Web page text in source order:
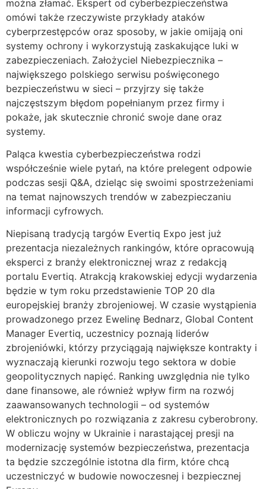
można złamać. Ekspert od cyberbezpieczeństwa
omówi także rzeczywiste przykłady ataków
cyberprzestępców oraz sposoby, w jakie omijają oni
systemy ochrony i wykorzystują zaskakujące luki w
zabezpieczeniach. Założyciel Niebezpiecznika –
największego polskiego serwisu poświęconego
bezpieczeństwu w sieci – przyjrzy się także
najczęstszym błędom popełnianym przez firmy i
pokaże, jak skutecznie chronić swoje dane oraz
systemy.
Paląca kwestia cyberbezpieczeństwa rodzi
współcześnie wiele pytań, na które prelegent odpowie
podczas sesji Q&A, dzieląc się swoimi spostrzeżeniami
na temat najnowszych trendów w zabezpieczaniu
informacji cyfrowych.
Niepisaną tradycją targów Evertiq Expo jest już
prezentacja niezależnych rankingów, które opracowują
eksperci z branży elektronicznej wraz z redakcją
portalu Evertiq. Atrakcją krakowskiej edycji wydarzenia
będzie w tym roku przedstawienie TOP 20 dla
europejskiej branży zbrojeniowej. W czasie wystąpienia
prowadzonego przez Ewelinę Bednarz, Global Content
Manager Evertiq, uczestnicy poznają liderów
zbrojeniówki, którzy przyciągają największe kontrakty i
wyznaczają kierunki rozwoju tego sektora w dobie
geopolitycznych napięć. Ranking uwzględnia nie tylko
dane finansowe, ale również wpływ firm na rozwój
zaawansowanych technologii – od systemów
elektronicznych po rozwiązania z zakresu cyberobrony.
W obliczu wojny w Ukrainie i narastającej presji na
modernizację systemów bezpieczeństwa, prezentacja
ta będzie szczególnie istotna dla firm, które chcą
uczestniczyć w budowie nowoczesnej i bezpiecznej